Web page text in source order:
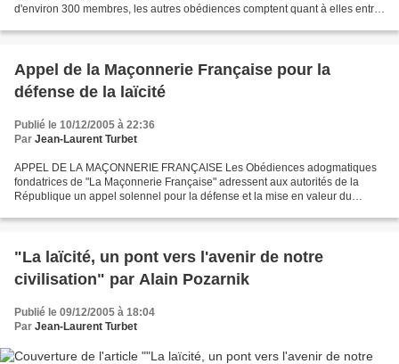
d'environ 300 membres, les autres obédiences comptent quant à elles entre
Appel de la Maçonnerie Française pour la
défense de la laïcité
Publié le 10/12/2005 à 22:36
Par Jean-Laurent Turbet
APPEL DE LA MAÇONNERIE FRANÇAISE Les Obédiences adogmatiques
fondatrices de "La Maçonnerie Française" adressent aux autorités de la
République un appel solennel pour la défense et la mise en valeur du
"La laïcité, un pont vers l'avenir de notre
civilisation" par Alain Pozarnik
Publié le 09/12/2005 à 18:04
Par Jean-Laurent Turbet